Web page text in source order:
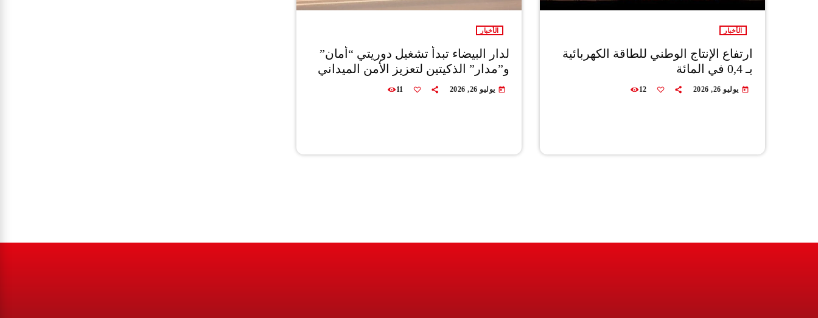
الأخبار
ارتفاع الإنتاج الوطني للطاقة الكهربائية
بـ 0,4 في المائة
today يوليو 26, 2026 12
الأخبار
لدار البيضاء تبدأ تشغيل دوريتي “أمان”
و”مدار” الذكيتين لتعزيز الأمن الميداني
today يوليو 26, 2026 11